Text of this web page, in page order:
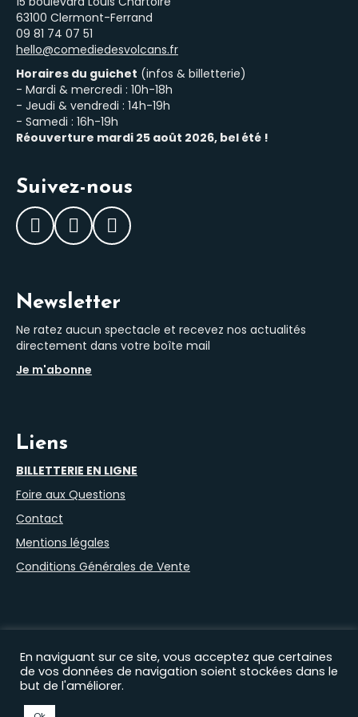
63100 Clermont-Ferrand
‭09 81 74 07 51‬
hello@comediedesvolcans.fr
Horaires du guichet (infos & billetterie)
- Mardi & mercredi : 10h-18h
- Jeudi & vendredi : 14h-19h
- Samedi : 16h-19h
Réouverture mardi 25 août 2026, bel été !
Suivez-nous
Facebook
InstagramLinkedIn
Newsletter
Ne ratez aucun spectacle et recevez nos actualités
directement dans votre boîte mail
Je m'abonne
Liens
BILLETTERIE EN LIGNE
Foire aux Questions
Contact
Mentions légales
Conditions Générales de Vente
Nos autres sites :Filprod Productions
|Comédie Saint Roch
En naviguant sur ce site, vous acceptez que certaines
de vos données de navigation soient stockées dans le
but de l'améliorer.